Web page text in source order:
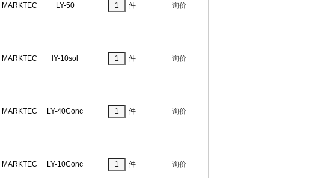
MARKTEC LY-50 件 询价
MARKTEC lY-10sol 件 询价
MARKTEC LY-40Conc 件 询价
MARKTEC LY-10Conc 件 询价